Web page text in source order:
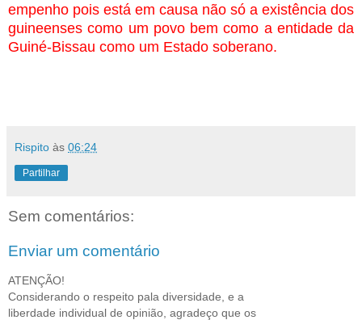
empenho pois está em causa não só a existência dos
guineenses como um povo bem como a entidade da
Guiné-Bissau como um Estado soberano.
Rispito às 06:24
Partilhar
Sem comentários:
Enviar um comentário
ATENÇÃO!
Considerando o respeito pala diversidade, e a
liberdade individual de opinião, agradeço que os